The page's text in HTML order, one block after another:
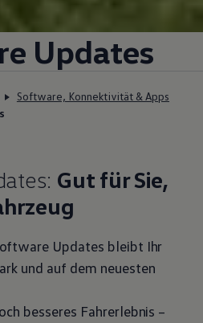
Updates
Software, Konnektivität & Apps
Gut für Sie,
Updates bleibt Ihr
und auf dem neuesten
besseres Fahrerlebnis –